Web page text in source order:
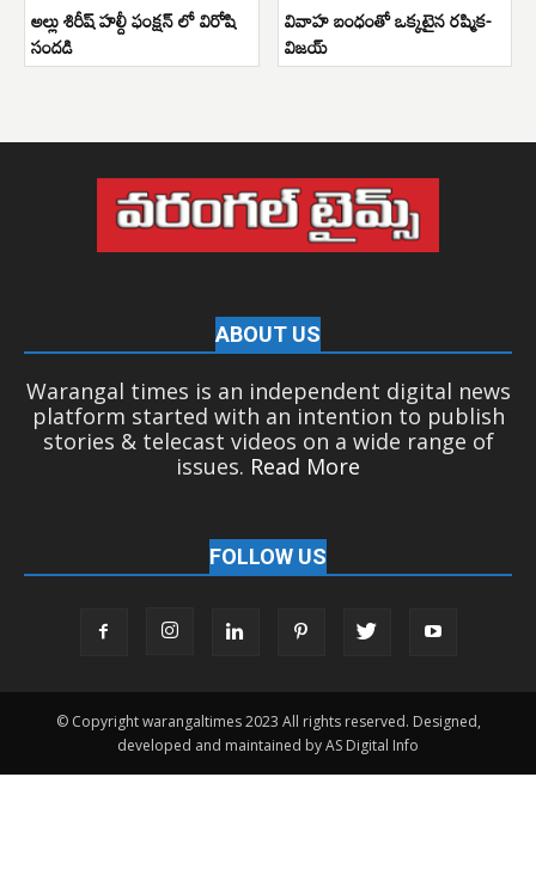
అల్లు శిరీష్ హల్దీ ఫంక్షన్ లో విరోషి
సందడి
వివాహ బంధంతో ఒక్కటైన రష్మిక-
విజయ్
ABOUT US
Warangal times is an independent digital news
platform started with an intention to publish
stories & telecast videos on a wide range of
issues. Read More
FOLLOW US
© Copyright warangaltimes 2023 All rights reserved. Designed,
developed and maintained by AS Digital Info